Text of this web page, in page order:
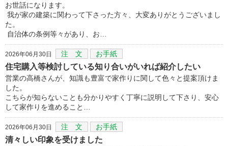
お世話になります。
我が家の建築に関わって下さった方々、大変ありがとうございまし
た。
自治体の条例等々があり、お…
2026年06月30日 注 文 お手紙
住宅購入等検討している知り合いがいれば紹介したい
営業の高橋さんが、知識も豊富で家作りに関して色々と提案頂けま
した。
こちらが知らないことも分かりやすく丁寧に説明して下さり、安心
して家作りを進めること…
2026年06月30日 注 文 お手紙
清々しい印象を受けました